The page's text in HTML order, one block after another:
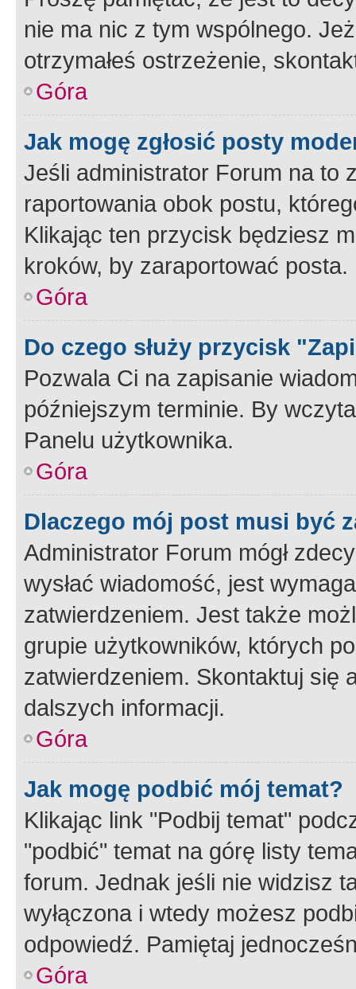
nie ma nic z tym wspólnego.
otrzymałeś ostrzeżenie,
Góra
Jak mogę zgłosić posty
Jeśli administrator Forum na to
raportowania obok postu,
Klikając ten przycisk będziesz
kroków, by zaraportować posta.
Góra
Do czego służy przycisk
Pozwala Ci na zapisanie
późniejszym terminie. By
Panelu użytkownika.
Góra
Dlaczego mój post musi być
Administrator Forum mógł
wysłać wiadomość, jest
zatwierdzeniem. Jest także
grupie użytkowników, których
zatwierdzeniem. Skontaktuj się
dalszych informacji.
Góra
Jak mogę podbić mój temat?
Klikając link "Podbij temat"
"podbić" temat na górę listy
forum. Jednak jeśli nie widzisz
wyłączona i wtedy możesz
odpowiedź. Pamiętaj
Góra